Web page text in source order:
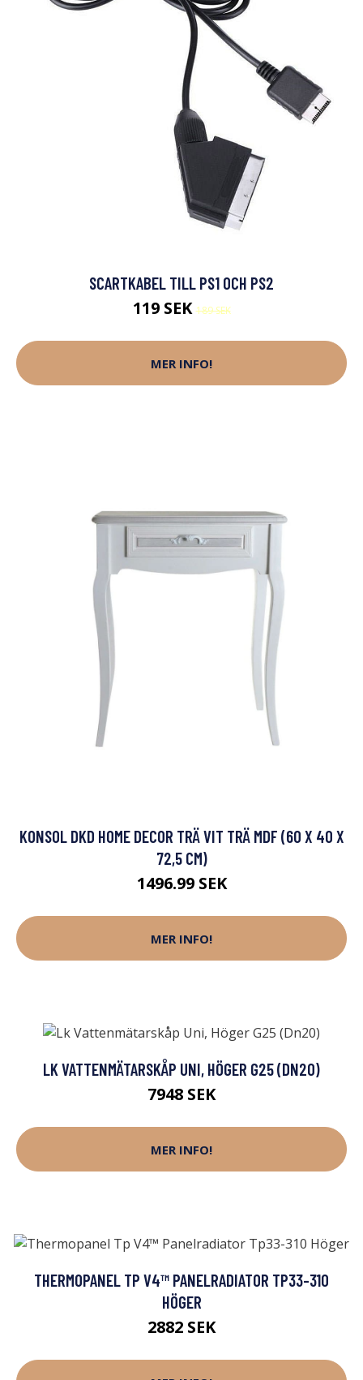
SCARTKABEL TILL PS1 OCH PS2
119 SEK189 SEK
MER INFO!
KONSOL DKD HOME DECOR TRÄ VIT TRÄ MDF (60 X 40 X
72,5 CM)
1496.99 SEK
MER INFO!
LK VATTENMÄTARSKÅP UNI, HÖGER G25 (DN20)
7948 SEK
MER INFO!
THERMOPANEL TP V4™ PANELRADIATOR TP33-310
HÖGER
2882 SEK